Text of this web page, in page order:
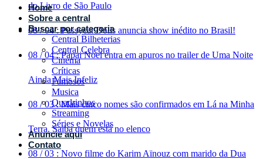
do Livro de São Paulo
08 / 04 : Pussycat Dolls anuncia show inédito no Brasil!
08 / 04 : Papai Noel entra em apuros no trailer de Uma Noite
Ainda Mais Infeliz
08 / 03 : Mais cinco nomes são confirmados em Lá na Minha
Terra. Saiba quem está no elenco
08 / 03 : Novo filme do Karim Aïnouz com marido da Dua
Home
Sobre a central
Buscar por categoria
Central Bilheterias
Central Celebra
Cinema
Críticas
Famosos
Musica
Quadrinhos
Streaming
Séries e Novelas
Anuncie aqui
Contato